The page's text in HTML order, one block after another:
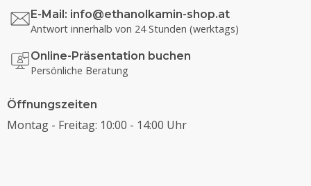
E-Mail: info@ethanolkamin-shop.at
Antwort innerhalb von 24 Stunden (werktags)
Online-Präsentation buchen
Persönliche Beratung
Öffnungszeiten
Montag - Freitag: 10:00 - 14:00 Uhr